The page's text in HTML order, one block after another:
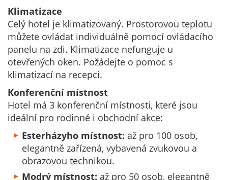
Klimatizace
Celý hotel je klimatizovaný. Prostorovou teplotu
můžete ovládat individuálně pomocí ovládacího
panelu na zdi. Klimatizace nefunguje u
otevřených oken. Požádejte o pomoc s
klimatizací na recepci.
Konferenční místnost
Hotel má 3 konferenční místnosti, které jsou
ideální pro rodinné i obchodní akce:
Esterházyho místnost: až pro 100 osob,
elegantně zařízená, vybavená zvukovou a
obrazovou technikou.
Modrý místnost: až pro 50 osob, elegantně